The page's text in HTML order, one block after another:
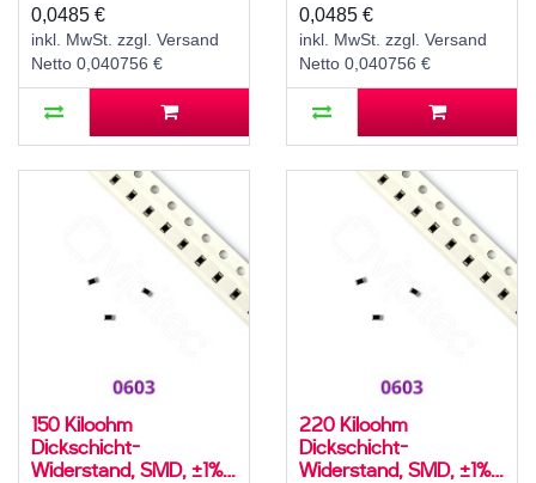
0,0485 €
inkl. MwSt. zzgl. Versand
Netto 0,040756 €
0,0485 €
inkl. MwSt. zzgl. Versand
Netto 0,040756 €
150 Kiloohm
Dickschicht-
Widerstand, SMD, ±1%,
220 Kiloohm
Dickschicht-
Widerstand, SMD, ±1%,